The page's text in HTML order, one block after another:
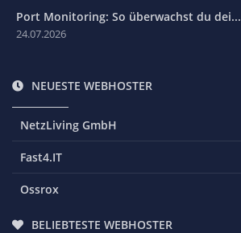
Port Monitoring: So überwachst du dei...
24.07.2026
NEUESTE WEBHOSTER
NetzLiving GmbH
Fast4.IT
Ossrox
BELIEBTESTE WEBHOSTER